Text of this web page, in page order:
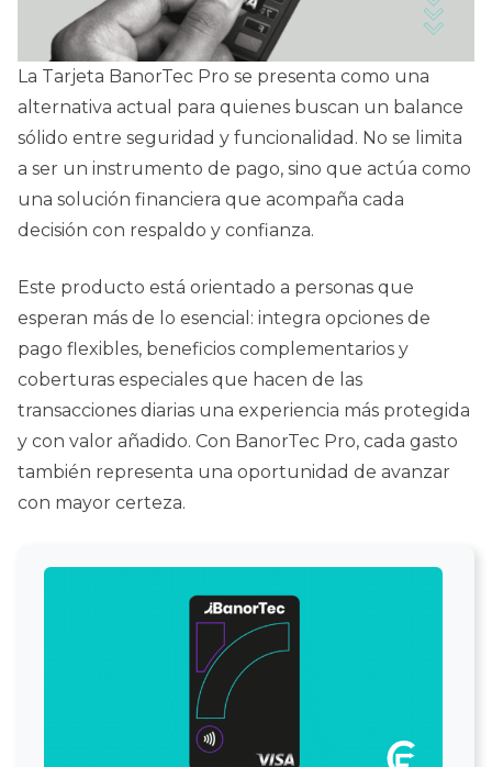
La Tarjeta BanorTec Pro se presenta como una
alternativa actual para quienes buscan un balance
sólido entre seguridad y funcionalidad. No se limita
a ser un instrumento de pago, sino que actúa como
una solución financiera que acompaña cada
decisión con respaldo y confianza.
Este producto está orientado a personas que
esperan más de lo esencial: integra opciones de
pago flexibles, beneficios complementarios y
coberturas especiales que hacen de las
transacciones diarias una experiencia más protegida
y con valor añadido. Con BanorTec Pro, cada gasto
también representa una oportunidad de avanzar
con mayor certeza.